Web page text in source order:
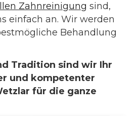
Zahnreinigung sind,
einfach an. Wir werden
Behandlung
Tradition sind wir Ihr
und kompetenter
für die ganze